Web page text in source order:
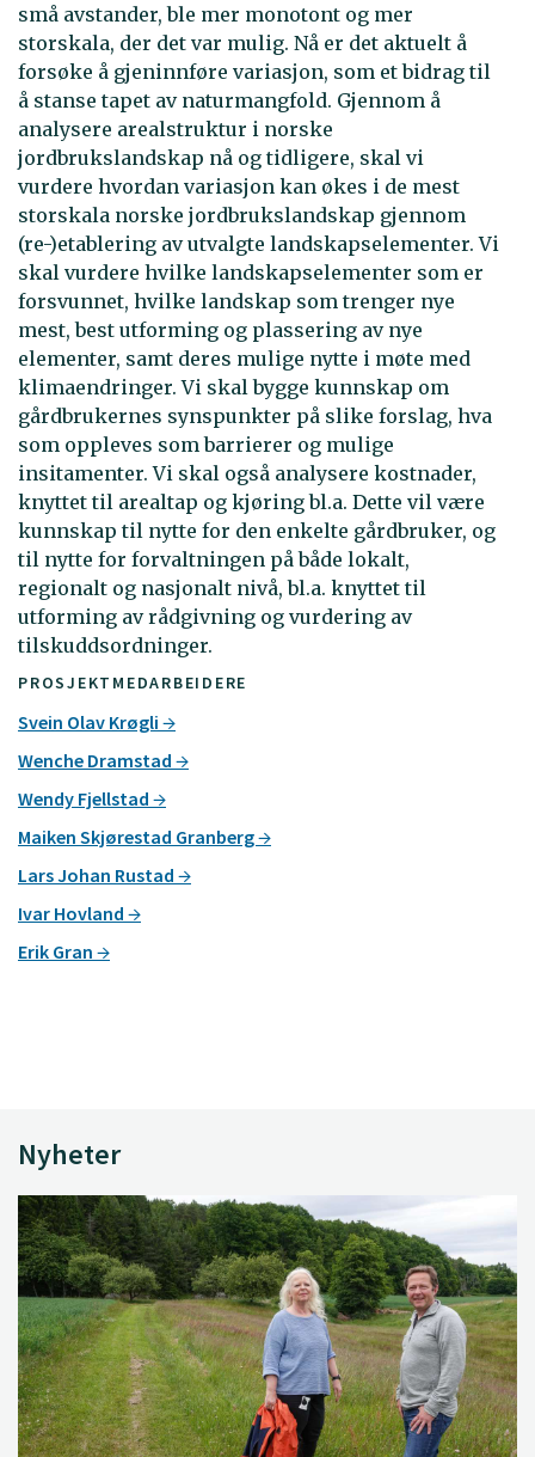
PROSJEKTMEDARBEIDERE
Svein Olav Krøgli
Wenche Dramstad
Wendy Fjellstad
Maiken Skjørestad Granberg
Lars Johan Rustad
Ivar Hovland
Erik Gran
små avstander, ble mer monotont og mer
storskala, der det var mulig. Nå er det aktuelt å
forsøke å gjeninnføre variasjon, som et bidrag til
å stanse tapet av naturmangfold. Gjennom å
analysere arealstruktur i norske
jordbrukslandskap nå og tidligere, skal vi
vurdere hvordan variasjon kan økes i de mest
storskala norske jordbrukslandskap gjennom
(re-)etablering av utvalgte landskapselementer. Vi
skal vurdere hvilke landskapselementer som er
forsvunnet, hvilke landskap som trenger nye
mest, best utforming og plassering av nye
elementer, samt deres mulige nytte i møte med
klimaendringer. Vi skal bygge kunnskap om
gårdbrukernes synspunkter på slike forslag, hva
som oppleves som barrierer og mulige
insitamenter. Vi skal også analysere kostnader,
knyttet til arealtap og kjøring bl.a. Dette vil være
kunnskap til nytte for den enkelte gårdbruker, og
til nytte for forvaltningen på både lokalt,
regionalt og nasjonalt nivå, bl.a. knyttet til
utforming av rådgivning og vurdering av
tilskuddsordninger.
Nyheter